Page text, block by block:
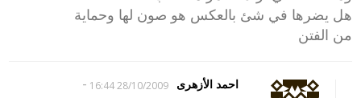
هل يضرها في شئ بالعكس هو صون لها وحماية
من الفتن
احمد الأزهرى 28/10/2009 16:44
-